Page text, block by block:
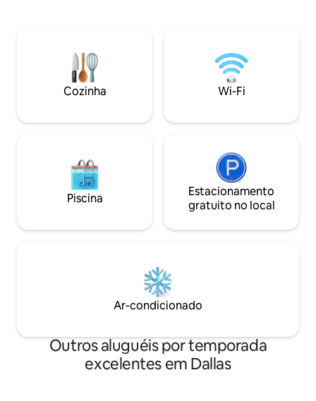
banheiro, TV de 43"e porta para o quarto
de 40"e mesa de trabalho 🍽️Cozinha -
Fogão Wolf, micro-ondas, mesa de
Tesla na
para os
elétricos. A vista do centro de Dallas a
partir de seu
Cozinha Wi-Fi
Piscina
Estacionamento
gratuito no local
Ar-condicionado
Outros aluguéis por temporada
excelentes em Dallas